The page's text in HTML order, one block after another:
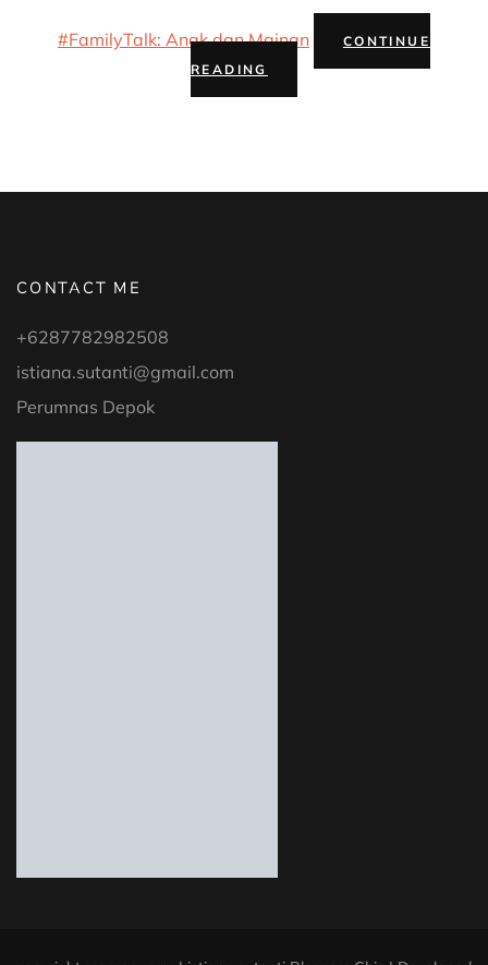
#FamilyTalk: Anak dan Mainan
CONTINUE
READING
&
CONTACT ME
+6287782982508
istiana.sutanti@gmail.com
Perumnas Depok